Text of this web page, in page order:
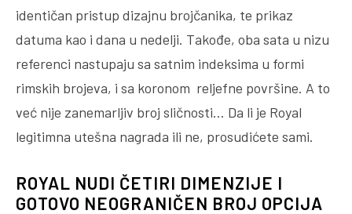
identičan pristup dizajnu brojčanika, te prikaz
datuma kao i dana u nedelji. Takođe, oba sata u nizu
referenci nastupaju sa satnim indeksima u formi
rimskih brojeva, i sa koronom reljefne površine. A to
već nije zanemarljiv broj sličnosti… Da li je Royal
legitimna utešna nagrada ili ne, prosudićete sami.
ROYAL NUDI ČETIRI DIMENZIJE I
GOTOVO NEOGRANIČEN BROJ OPCIJA